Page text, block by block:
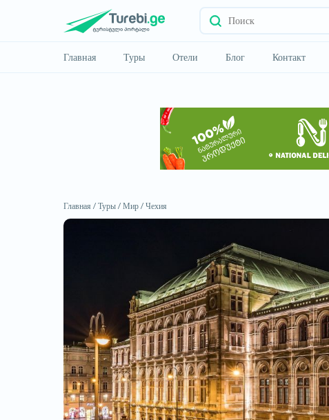
Главная Туры Отели Блог Контакт
Главная / Туры / Мир / Чехия